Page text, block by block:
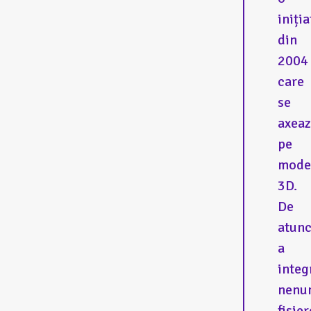
din
2004
care
se
pe
3D.
De
a